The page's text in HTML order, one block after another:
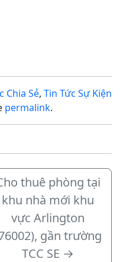
Chia Sẻ, Tin Tức Sự Kiện
permalink.
thuê phòng tại
khu nhà mới khu
vực Arlington
gần trường
TCC SE →